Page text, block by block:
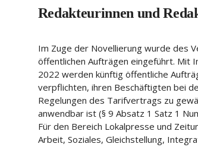
Redakteurinnen und
Im Zuge der Novellierung wurde des
öffentlichen Aufträgen eingeführt. Mit
2022 werden künftig öffentliche
verpflichten, ihren Beschäftigten bei
Regelungen des Tarifvertrags zu
anwendbar ist (§ 9 Absatz 1 Satz 1
Für den Bereich Lokalpresse und
Arbeit, Soziales, Gleichstellung,